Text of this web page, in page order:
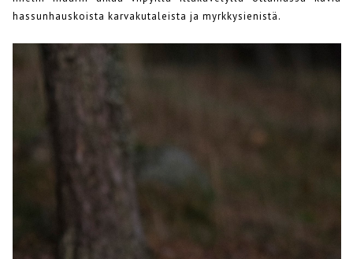
hassunhauskoista karvakutaleista ja myrkkysienistä.